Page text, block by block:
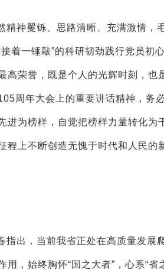
精神矍铄、思路清晰、充满激情
着一锤敲”的科研韧劲践行党员
高荣誉，既是个人的光辉时刻，
周年大会上的重要讲话精神，务
进为榜样，自觉把榜样力量转化
程上不断创造无愧于时代和人民的
指出，当前我省正处在高质量发展
用，始终胸怀“国之大者”，心系“